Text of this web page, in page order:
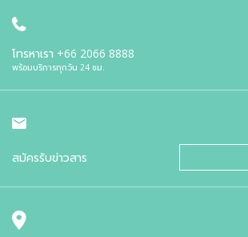
โทรหาเรา +66 2066 8888
พร้อมบริการทุกวัน 24 ชม.
สมัครรับข่าวสาร